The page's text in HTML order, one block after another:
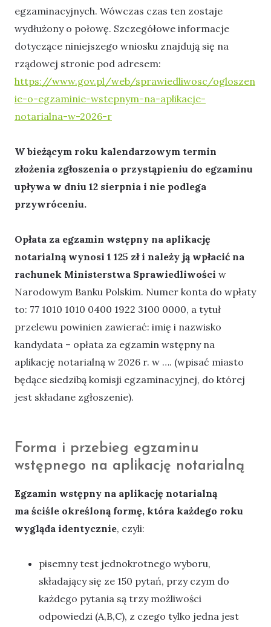
egzaminacyjnych. Wówczas czas ten zostaje
wydłużony o połowę. Szczegółowe informacje
dotyczące niniejszego wniosku znajdują się na
rządowej stronie pod adresem:
https://www.gov.pl/web/sprawiedliwosc/ogloszen
ie-o-egzaminie-wstepnym-na-aplikacje-
notarialna-w-2026-r
W bieżącym roku kalendarzowym termin
złożenia zgłoszenia o przystąpieniu do egzaminu
upływa w dniu 12 sierpnia i nie podlega
przywróceniu.
Opłata za egzamin wstępny na aplikację
notarialną wynosi 1 125 zł i należy ją wpłacić na
rachunek Ministerstwa Sprawiedliwości w
Narodowym Banku Polskim. Numer konta do wpłaty
to: 77 1010 1010 0400 1922 3100 0000, a tytuł
przelewu powinien zawierać: imię i nazwisko
kandydata – opłata za egzamin wstępny na
aplikację notarialną w 2026 r. w …. (wpisać miasto
będące siedzibą komisji egzaminacyjnej, do której
jest składane zgłoszenie).
Forma i przebieg egzaminu
wstępnego na aplikację notarialną
Egzamin wstępny na aplikację notarialną
ma ściśle określoną formę, która każdego roku
wygląda identycznie, czyli:
pisemny test jednokrotnego wyboru,
składający się ze 150 pytań, przy czym do
każdego pytania są trzy możliwości
odpowiedzi (A,B,C), z czego tylko jedna jest